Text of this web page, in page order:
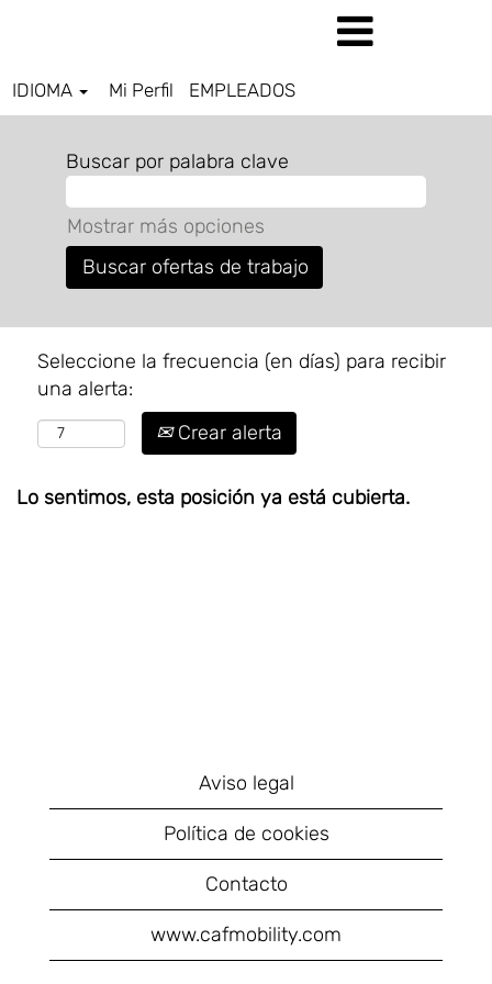
IDIOMA Mi Perfil EMPLEADOS
Buscar por palabra clave
Mostrar más opciones
Seleccione la frecuencia (en días) para recibir
una alerta:
Crear alerta
Lo sentimos, esta posición ya está cubierta.
Aviso legal
Política de cookies
Contacto
www.cafmobility.com